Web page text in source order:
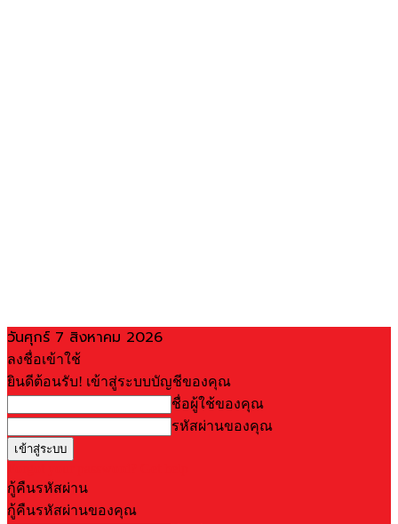
วันศุกร์ 7 สิงหาคม 2026
ลงชื่อเข้าใช้
ยินดีต้อนรับ! เข้าสู่ระบบบัญชีของคุณ
ชื่อผู้ใช้ของคุณ
รหัสผ่านของคุณ
กู้คืนรหัสผ่าน
กู้คืนรหัสผ่านของคุณ